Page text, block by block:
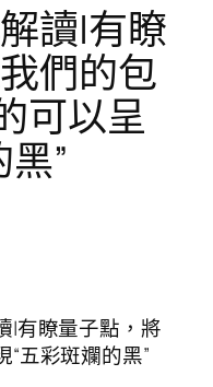
讀|有瞭
們的包
可以呈
”
|有瞭量子點，將
五彩斑斕的黑”